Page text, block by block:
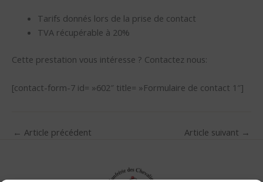
Tarifs donnés lors de la prise de contact
TVA récupérable à 20%
Cette prestation vous intéresse ? Contactez nous:
[contact-form-7 id= »602″ title= »Formulaire de contact 1″]
← Article précédent Article suivant →